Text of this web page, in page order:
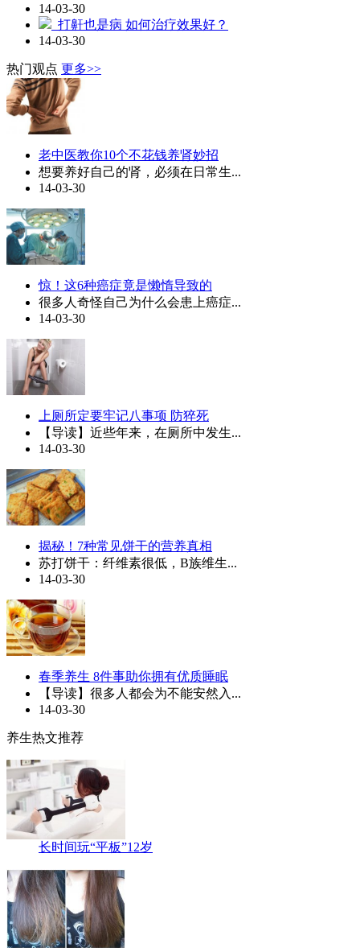
14-03-30
打鼾也是病 如何治疗效果好？
14-03-30
热门观点 更多>>
老中医教你10个不花钱养肾妙招
想要养好自己的肾，必须在日常生...
14-03-30
惊！这6种癌症竟是懒惰导致的
很多人奇怪自己为什么会患上癌症...
14-03-30
上厕所定要牢记八事项 防猝死
【导读】近些年来，在厕所中发生...
14-03-30
揭秘！7种常见饼干的营养真相
苏打饼干：纤维素很低，B族维生...
14-03-30
春季养生 8件事助你拥有优质睡眠
【导读】很多人都会为不能安然入...
14-03-30
养生热文推荐
长时间玩“平板”12岁